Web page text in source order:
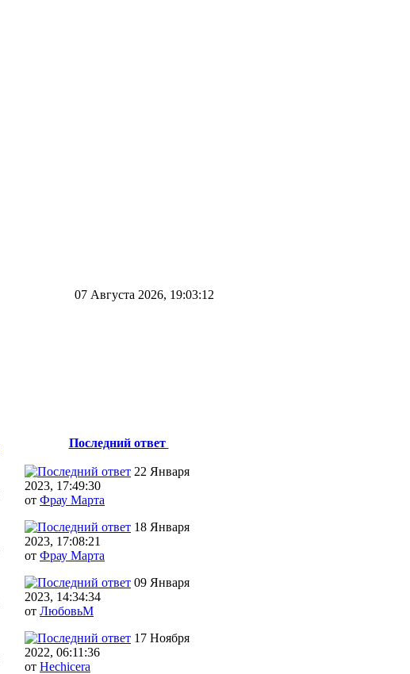
07 Августа 2026, 19:03:12
Последний ответ
22 Января
2023, 17:49:30
от Фрау Марта
18 Января
2023, 17:08:21
от Фрау Марта
09 Января
2023, 14:34:34
от ЛюбовьМ
17 Ноября
2022, 06:11:36
от Hechicera